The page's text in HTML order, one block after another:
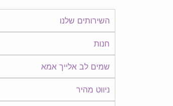
השירותים שלנו
חנות
שמים לב אלייך אמא​​
ניווט מהיר